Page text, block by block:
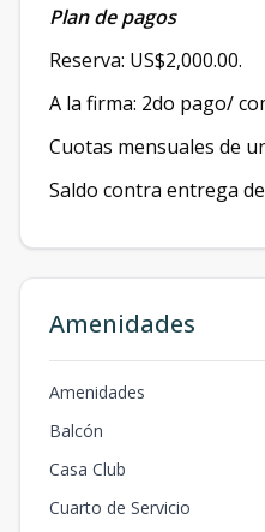
Plan de pagos
Reserva: US$2,000.00.
A la firma: 2do pago/
Cuotas mensuales de
Saldo contra entrega
Amenidades
Amenidades
Balcón
Casa Club
Cuarto de Servicio